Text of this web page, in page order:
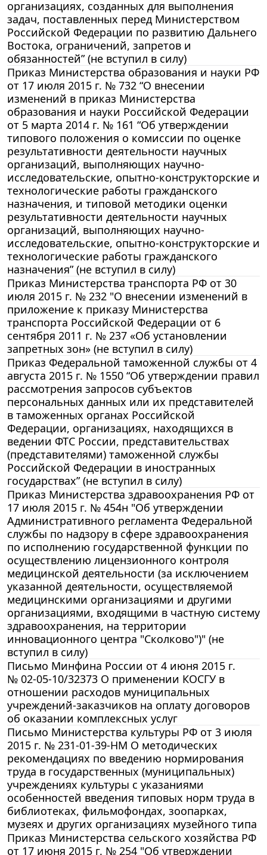
организациях, созданных для выполнения
задач, поставленных перед Министерством
Российской Федерации по развитию Дальнего
Востока, ограничений, запретов и
обязанностей” (не вступил в силу)
Приказ Министерства образования и науки РФ
от 17 июля 2015 г. № 732 “О внесении
изменений в приказ Министерства
образования и науки Российской Федерации
от 5 марта 2014 г. № 161 “Об утверждении
типового положения о комиссии по оценке
результативности деятельности научных
организаций, выполняющих научно-
исследовательские, опытно-конструкторские и
технологические работы гражданского
назначения, и типовой методики оценки
результативности деятельности научных
организаций, выполняющих научно-
исследовательские, опытно-конструкторские и
технологические работы гражданского
назначения” (не вступил в силу)
Приказ Министерства транспорта РФ от 30
июля 2015 г. № 232 "О внесении изменений в
приложение к приказу Министерства
транспорта Российской Федерации от 6
сентября 2011 г. № 237 «Об установлении
запретных зон» (не вступил в силу)
Приказ Федеральной таможенной службы от 4
августа 2015 г. № 1550 “Об утверждении правил
рассмотрения запросов субъектов
персональных данных или их представителей
в таможенных органах Российской
Федерации, организациях, находящихся в
ведении ФТС России, представительствах
(представителями) таможенной службы
Российской Федерации в иностранных
государствах” (не вступил в силу)
Приказ Министерства здравоохранения РФ от
17 июля 2015 г. № 454н "Об утверждении
Административного регламента Федеральной
службы по надзору в сфере здравоохранения
по исполнению государственной функции по
осуществлению лицензионного контроля
медицинской деятельности (за исключением
указанной деятельности, осуществляемой
медицинскими организациями и другими
организациями, входящими в частную систему
здравоохранения, на территории
инновационного центра "Сколково")" (не
вступил в силу)
Письмо Минфина России от 4 июня 2015 г.
№ 02-05-10/32373 О применении КОСГУ в
отношении расходов муниципальных
учреждений-заказчиков на оплату договоров
об оказании комплексных услуг
Письмо Министерства культуры РФ от 3 июля
2015 г. № 231-01-39-НМ О методических
рекомендациях по введению нормирования
труда в государственных (муниципальных)
учреждениях культуры с указаниями
особенностей введения типовых норм труда в
библиотеках, фильмофондах, зоопарках,
музеях и других организациях музейного типа
Приказ Министерства сельского хозяйства РФ
от 17 июня 2015 г. № 254 "Об утверждении